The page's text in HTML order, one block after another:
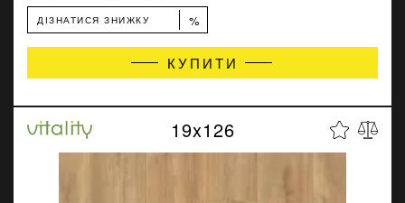
ДІЗНАТИСЯ ЗНИЖКУ %
КУПИТИ
19x126